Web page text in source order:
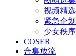
视频精选
紧急企划
少女秩序
COSER
合集放流